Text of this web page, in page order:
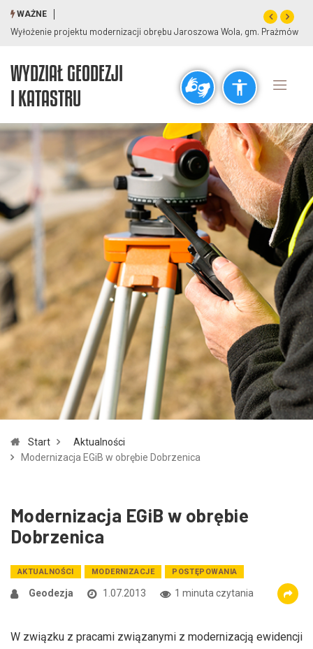
visibility_off title
Rozdzielczość
zoom_out
Pomniejsz
zoom_in
Powiększ
Czcionki
remove_circle_outline
Zmniejsz czcionkę
add_circle_outline
Zwiększ czcionkę
spellcheck
Bardziej czytelny tekst
Kontrast kolorów
brightness_high
Jasny kontrast Ciemny kontrast
Odnośniki
format_underlined
WAŻNE
Wyłożenie projektu modernizacji obrębu Jaroszowa Wola, gm. Prażmów
WYDZIAŁ GEODEZJI
I KATASTRU
Start
Aktualności
Modernizacja EGiB w obrębie Dobrzenica
Modernizacja EGiB w obrębie
Dobrzenica
AKTUALNOŚCI MODERNIZACJE POSTĘPOWANIA
Geodezja 1.07.2013 1 minuta czytania
W związku z pracami związanymi z modernizacją ewidencji